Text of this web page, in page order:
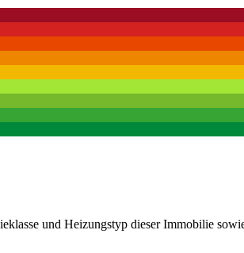
und Heizungstyp dieser Immobilie